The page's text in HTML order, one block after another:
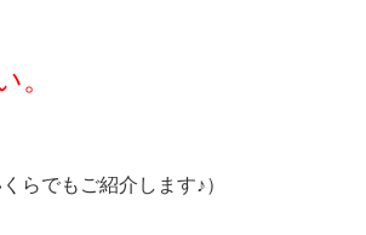
。
らでもご紹介します♪）